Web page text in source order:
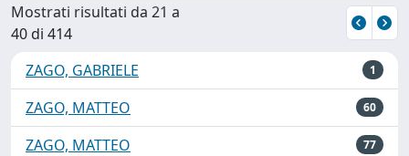
Mostrati risultati da 21 a
40 di 414
ZAGO, GABRIELE
1
ZAGO, MATTEO 60
ZAGO, MATTEO 77